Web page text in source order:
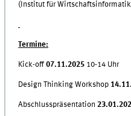
(Institut für
Termine:
Kick-off07.11.2025 10-14 Uhr
Design Thinking Workshop
Abschlusspräsentation